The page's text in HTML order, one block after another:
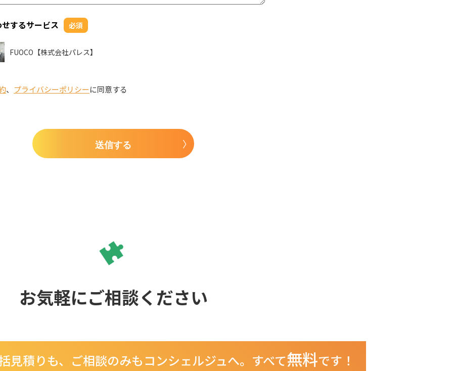
するサービス 必須
FUOCO【株式会社パレス】
、 プライバシーポリシーに同意する
送信する
お気軽にご相談ください
見積りも、ご相談のみもコンシェルジュへ。 すべて無料です！